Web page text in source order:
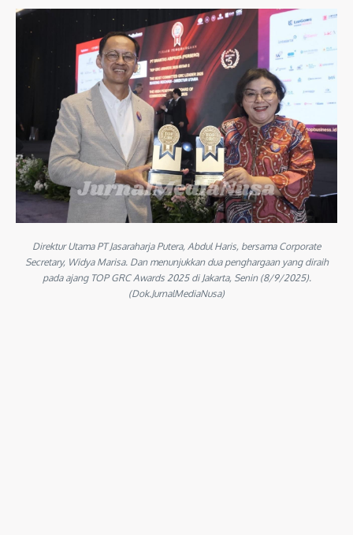
Direktur Utama PT Jasaraharja Putera, Abdul Haris, bersama Corporate
Secretary, Widya Marisa. Dan menunjukkan dua penghargaan yang diraih
pada ajang TOP GRC Awards 2025 di Jakarta, Senin (8/9/2025).
(Dok.JurnalMediaNusa)